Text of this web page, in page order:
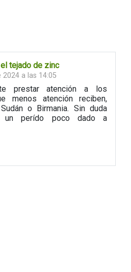
tejado de zinc
a las 14:05
prestar atención a los
menos atención reciben,
o Birmania. Sin duda
un perído poco dado a